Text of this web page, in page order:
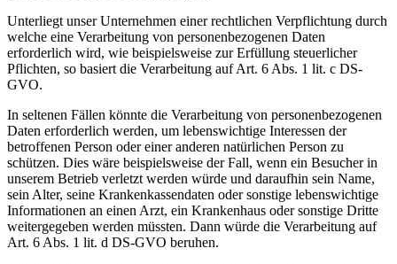
Unterliegt unser Unternehmen einer rechtlichen Verpflichtung durch
welche eine Verarbeitung von personenbezogenen Daten
erforderlich wird, wie beispielsweise zur Erfüllung steuerlicher
Pflichten, so basiert die Verarbeitung auf Art. 6 Abs. 1 lit. c DS-
GVO.
In seltenen Fällen könnte die Verarbeitung von personenbezogenen
Daten erforderlich werden, um lebenswichtige Interessen der
betroffenen Person oder einer anderen natürlichen Person zu
schützen. Dies wäre beispielsweise der Fall, wenn ein Besucher in
unserem Betrieb verletzt werden würde und daraufhin sein Name,
sein Alter, seine Krankenkassendaten oder sonstige lebenswichtige
Informationen an einen Arzt, ein Krankenhaus oder sonstige Dritte
weitergegeben werden müssten. Dann würde die Verarbeitung auf
Art. 6 Abs. 1 lit. d DS-GVO beruhen.